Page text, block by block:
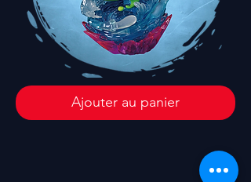
Ajouter au panier